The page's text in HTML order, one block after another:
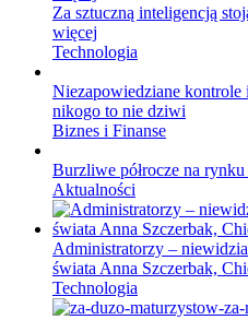
Za sztuczną inteligencją
więcej
Technologia
Niezapowiedziane
nikogo to nie dziwi
Biznes i Finanse
Burzliwe półrocze na
Aktualności
Administratorzy –
świata Anna Szczerbak,
Technologia